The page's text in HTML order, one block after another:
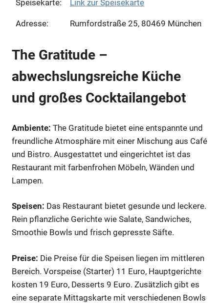
Speisekarte: Link zur Speisekarte
Adresse: Rumfordstraße 25, 80469 München
The Gratitude –
abwechslungsreiche Küche
und großes Cocktailangebot
Ambiente: The Gratitude bietet eine entspannte und
freundliche Atmosphäre mit einer Mischung aus Café
und Bistro. Ausgestattet und eingerichtet ist das
Restaurant mit farbenfrohen Möbeln, Wänden und
Lampen.
Speisen: Das Restaurant bietet gesunde und leckere.
Rein pflanzliche Gerichte wie Salate, Sandwiches,
Smoothie Bowls und frisch gepresste Säfte.
Preise: Die Preise für die Speisen liegen im mittleren
Bereich. Vorspeise (Starter) 11 Euro, Hauptgerichte
kosten 19 Euro, Desserts 9 Euro. Zusätzlich gibt es
eine separate Mittagskarte mit verschiedenen Bowls